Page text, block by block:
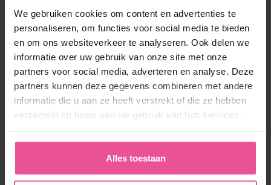
We gebruiken cookies om content en advertenties te
personaliseren, om functies voor social media te bieden
en om ons websiteverkeer te analyseren. Ook delen we
informatie over uw gebruik van onze site met onze
partners voor social media, adverteren en analyse. Deze
partners kunnen deze gegevens combineren met andere
informatie die u aan ze heeft verstrekt of die ze hebben
verzameld op basis van uw gebruik van hun services.
Alles toestaan
‘Beekman Klinieken staat voor kwaliteit en daar
hoort hoogwaardige compressiekleding bij. Zeer
tevreden over de producten van LIPOELASTIC en
al jaren lang fantastisch contact met het team
zodat we samen het beste kunnen geven voor
de patiënten.’
Productcode:LIPO-EX95V00X
EAN:8591846924855
Zending